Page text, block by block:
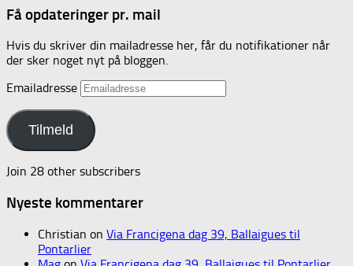
Få opdateringer pr. mail
Hvis du skriver din mailadresse her, får du notifikationer når
der sker noget nyt på bloggen.
Emailadresse
Tilmeld
Join 28 other subscribers
Nyeste kommentarer
Christian on Via Francigena dag 39, Ballaigues til
Pontarlier